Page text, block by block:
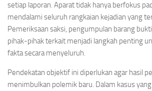
setiap laporan. Aparat tidak hanya berfokus
mendalami seluruh rangkaian kejadian yang
Pemeriksaan saksi, pengumpulan barang
pihak-pihak terkait menjadi langkah penting
fakta secara menyeluruh.
Pendekatan objektif ini diperlukan agar hasil
menimbulkan polemik baru. Dalam kasus